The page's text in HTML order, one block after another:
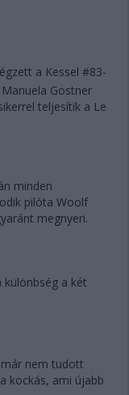
a Kessel #83-
Gostner
teljesítik a Le
minden
pilóta Woolf
megnyeri.
különbség a két
nem tudott
kockás, ami újabb